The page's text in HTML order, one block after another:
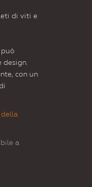
di viti e
con un
a